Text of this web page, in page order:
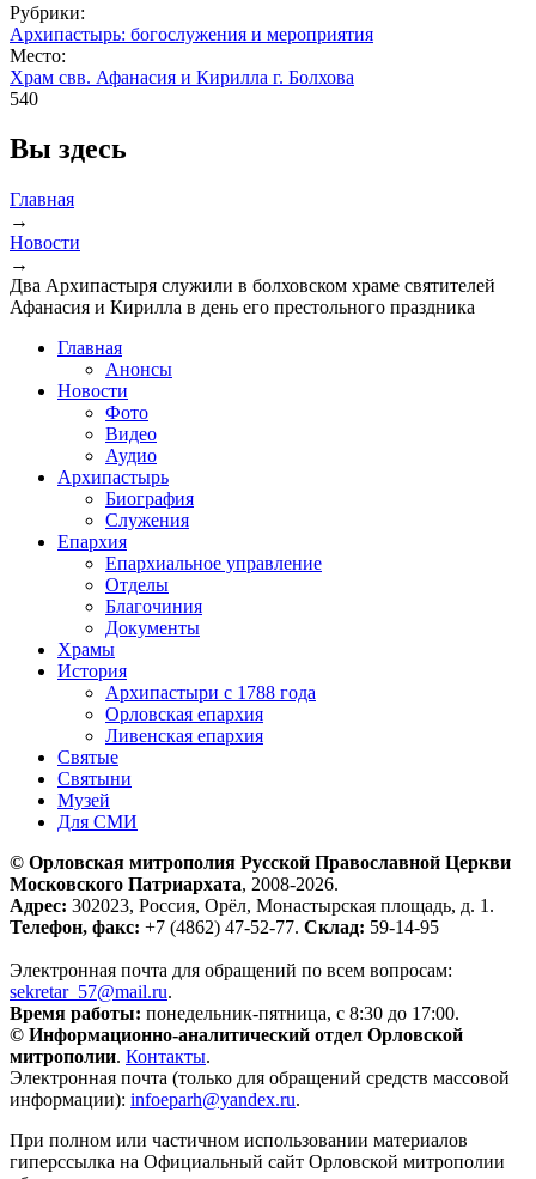
Рубрики:
Архипастырь: богослужения и мероприятия
Место:
Храм свв. Афанасия и Кирилла г. Болхова
540
Вы здесь
Главная
→
Новости
→
Два Архипастыря служили в болховском храме святителей
Афанасия и Кирилла в день его престольного праздника
Главная
Анонсы
Новости
Фото
Видео
Аудио
Архипастырь
Биография
Служения
Епархия
Епархиальное управление
Отделы
Благочиния
Документы
Храмы
История
Архипастыри с 1788 года
Орловская епархия
Ливенская епархия
Святые
Святыни
Музей
Для СМИ
© Орловская митрополия Русской Православной Церкви
Московского Патриархата, 2008-2026.
Адрес: 302023, Россия, Орёл, Монастырская площадь, д. 1.
Телефон, факс: +7 (4862) 47-52-77. Склад: 59-14-95
Электронная почта для обращений по всем вопросам:
sekretar_57@mail.ru.
Время работы: понедельник-пятница, с 8:30 до 17:00.
© Информационно-аналитический отдел Орловской
митрополии. Контакты.
Электронная почта (только для обращений средств массовой
информации): infoeparh@yandex.ru.
При полном или частичном использовании материалов
гиперссылка на Официальный сайт Орловской митрополии